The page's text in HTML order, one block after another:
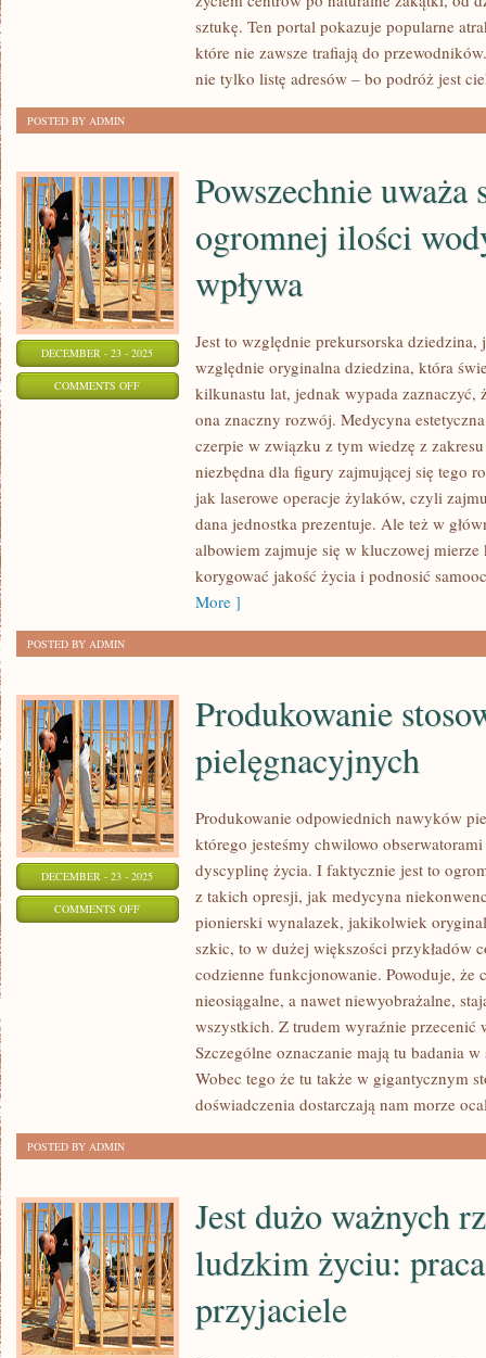
sztukę. Ten portal pokazuje popularne
które nie zawsze trafiają do
nie tylko listę adresów – bo podróż jest
POSTED BY ADMIN
DECEMBER - 23 - 2025
COMMENTS OFFON
OGROMNEJ
KORZYSTNIE
WPŁYWA
Powszechnie uważa
ogromnej ilości
wpływa
Jest to względnie prekursorska
względnie oryginalna dziedzina, która
kilkunastu lat, jednak wypada zaznaczyć,
ona znaczny rozwój. Medycyna
czerpie w związku z tym wiedzę z
niezbędna dla figury zajmującej się tego
jak laserowe operacje żylaków, czyli
dana jednostka prezentuje. Ale też w
albowiem zajmuje się w kluczowej
korygować jakość życia i podnosić
More ]
POSTED BY ADMIN
DECEMBER - 23 - 2025
COMMENTS OFFON
PRODUKOWANIE
Produkowanie
pielęgnacyjnych
Produkowanie odpowiednich nawyków
którego jesteśmy chwilowo
dyscyplinę życia. I faktycznie jest to
z takich opresji, jak medycyna
pionierski wynalazek, jakikolwiek
szkic, to w dużej większości przykładów
codzienne funkcjonowanie. Powoduje, że
nieosiągalne, a nawet niewyobrażalne,
wszystkich. Z trudem wyraźnie
Szczególne oznaczanie mają tu badania
Wobec tego że tu także w gigantycznym
doświadczenia dostarczają nam morze
POSTED BY ADMIN
Jest dużo ważnych
ludzkim życiu:
przyjaciele